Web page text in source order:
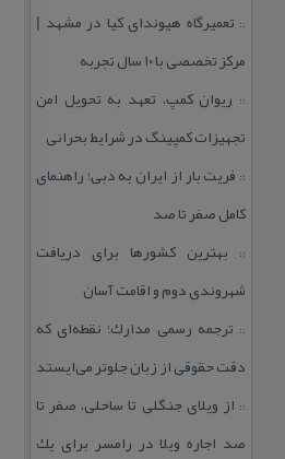
:: تعمیرگاه هیوندای كیا در مشهد |
مركز تخصصی با ۱۰ سال تجربه
:: ریوان كمپ، تعهد به تحویل امن
تجهیزات كمپینگ در شرایط بحرانی
:: فریت بار از ایران به دبی؛ راهنمای
كامل صفر تا صد
:: بهترین كشورها برای دریافت
شهروندی دوم و اقامت آسان
:: ترجمه رسمی مدارك؛ نقطه‌ای كه
دقت حقوقی از زبان جلوتر می‌ایستد
:: از ویلای جنگلی تا ساحلی، صفر تا
صد اجاره ویلا در رامسر برای یك